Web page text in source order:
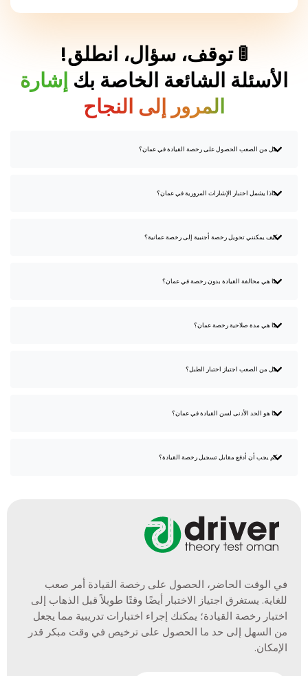
🚦 توقف، سؤال، انطلق!
الأسئلة الشائعة الخاصة بك إشارة
المرور إلى النجاح
هل من الصعب الحصول على رخصة القيادة في عمان؟
ماذا يشمل اختبار الإشارات المرورية في عمان؟
كيف يمكنني تحويل رخصة أجنبية إلى رخصة عمانية؟
ما هي مخالفة القيادة بدون رخصة في عمان؟
ما هي مدة صلاحية رخصة عمان؟
هل من الصعب اجتياز اختبار الطبل؟
ما هو الحد الأدنى لسن القيادة في عمان؟
كم يجب أن أدفع مقابل تسجيل رخصة القيادة؟
في الوقت الحاضر، الحصول على رخصة القيادة أمر صعب
للغاية. يستغرق اجتياز الاختبار أيضًا وقتًا طويلاً قبل الذهاب إلى
اختبار رخصة القيادة؛ يمكنك إجراء اختبارات تدريبية مما يجعل
من السهل إلى حد ما الحصول على ترخيص في وقت مبكر قدر
الإمكان.